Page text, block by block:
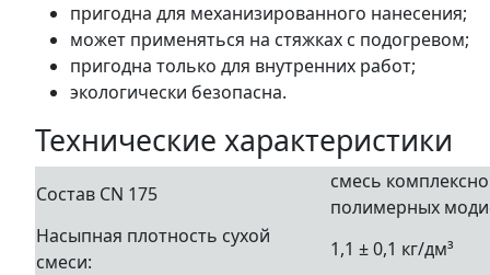
пригодна для механизированного нанесения;
может применяться на стяжках с подогревом;
пригодна только для внутренних работ;
экологически безопасна.
Технические характеристики
Состав CN 175
смесь
полимерных
Насыпная плотность сухой
смеси:
1,1 ± 0,1 кг/дм³